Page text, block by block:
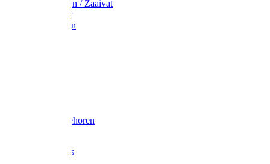
Strooiwagen / Zaaivat
Grasmaaier
Grasscharen
Slede toebehoren
Composters